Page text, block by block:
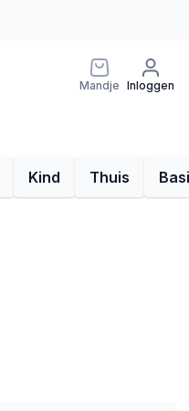
Mandje Inloggen
Kind Thuis